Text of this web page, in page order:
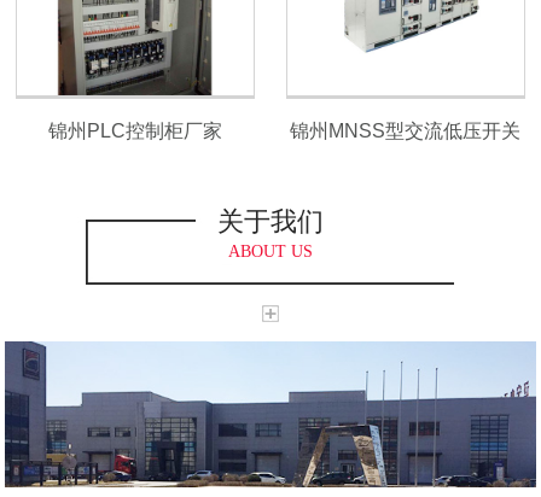
锦州PLC控制柜厂家 锦州MNSS型交流低压开关
关于我们
ABOUT US